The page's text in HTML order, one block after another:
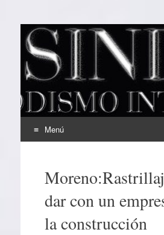
EL SINDICAL
Periodismo Inteligente
Menú
contenido
dar con un
la construcción